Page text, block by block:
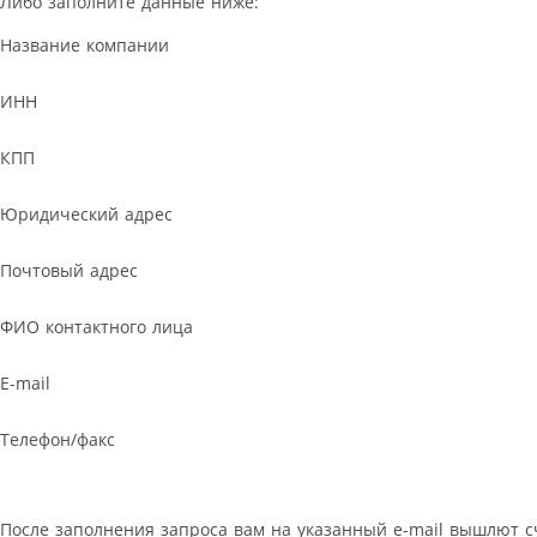
Название компании
ИНН
КПП
Юридический адрес
Почтовый адрес
ФИО контактного лица
E-mail
Телефон/факс
После заполнения запроса вам на указанный e-mail вышлют